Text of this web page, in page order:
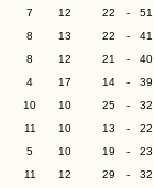
7 12 22 - 51
8 13 22 - 41
8 12 21 - 40
4 17 14 - 39
10 10 25 - 32
11 10 13 - 22
5 10 19 - 23
11 12 29 - 32